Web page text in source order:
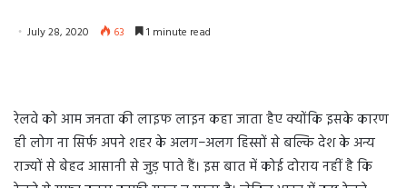
July 28, 2020 63 1 minute read
रेलवे को आम जनता की लाइफ लाइन कहा जाता हैए क्योंकि इसके कारण
ही लोग ना सिर्फ अपने शहर के अलग−अलग हिस्सों से बल्कि देश के अन्य
राज्यों से बेहद आसानी से जुड़ पाते हैं। इस बात में कोई दोराय नहीं है कि